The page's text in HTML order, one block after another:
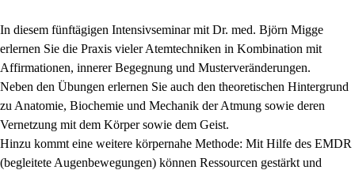
In diesem fünftägigen Intensivseminar mit Dr. med. Björn Migge
erlernen Sie die Praxis vieler Atemtechniken in Kombination mit
Affirmationen, innerer Begegnung und Musterveränderungen.
Neben den Übungen erlernen Sie auch den theoretischen Hintergrund
zu Anatomie, Biochemie und Mechanik der Atmung sowie deren
Vernetzung mit dem Körper sowie dem Geist.
Hinzu kommt eine weitere körpernahe Methode: Mit Hilfe des EMDR
(begleitete Augenbewegungen) können Ressourcen gestärkt und